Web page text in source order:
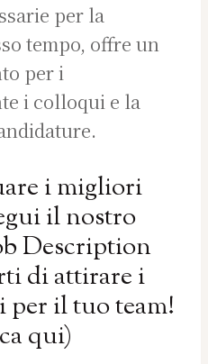
per la
tempo, offre un
per i
i colloqui e la
i migliori
il nostro
Description
di attirare i
il tuo team!
qui)